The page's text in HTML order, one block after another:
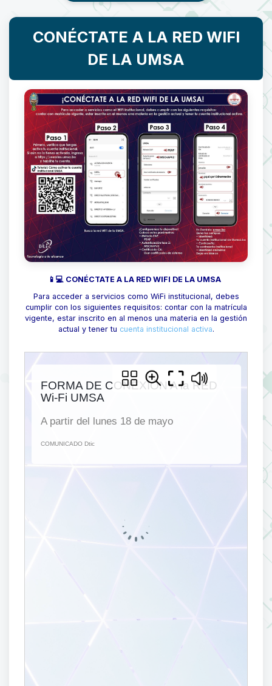
CONÉCTATE A LA RED WIFI
DE LA UMSA
📱💻 CONÉCTATE A LA RED WIFI DE LA UMSA
Para acceder a servicios como WiFi institucional, debes
cumplir con los siguientes requisitos: contar con la matrícula
vigente, estar inscrito en al menos una materia en la gestión
actual y tener tu cuenta institucional activa.